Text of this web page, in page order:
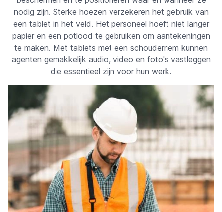
nodig zijn. Sterke hoezen verzekeren het gebruik van
een tablet in het veld. Het personeel hoeft niet langer
papier en een potlood te gebruiken om aantekeningen
te maken. Met tablets met een schouderriem kunnen
agenten gemakkelijk audio, video en foto's vastleggen
die essentieel zijn voor hun werk.